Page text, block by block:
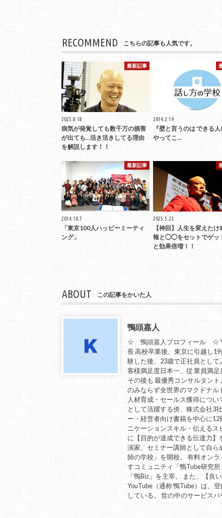
RECOMMEND こちらの記事も人気です。
最新記事
2025.8.18
病気が発覚しても数千万の損害
が出ても…活き活きしてる理由
を解説します！！
2014.2.19
『壁と言うのは できる
やってこ...
最新記事
2014.10.7
「東京100人ハッピーミーティ
ング」
2025.5.23
【神回】人生を変えたけ
報と◯◯をセットでゲッ
と効果倍増！！
ABOUT この記事をかいた人
鴨頭嘉人
☆ 鴨頭嘉人プロフィール ☆
長 高校卒業後、東京に引越し
験した後、23歳で正社員とし
客様満足度日本一、従 業員満
その後も 最優秀コンサルタン
のみならず全世界のマクドナル
人材育成・セールス獲得につい
として活躍する傍、株式会社3
ー・経営者向け書籍を中心に
ニケーションスキル・伝える
に【目的が達成できる伝達力
演家、セミナー講師として自
師の学校」を開校。 有料オン
すコミュニティ「鴨Tube研究
「鴨Biz」を主宰。 また、【良
YouTube（通称 鴨Tube）は、
している。 世の中のサービス